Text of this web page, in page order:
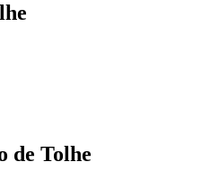
de Tolhe